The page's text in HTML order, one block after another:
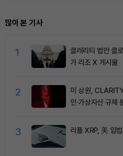
많이 본 기사
1
클래리티 법안 클
가 리조 X 게시물
2
미 상원,
인·가상자산 규제
3 리플 XRP, 美 입